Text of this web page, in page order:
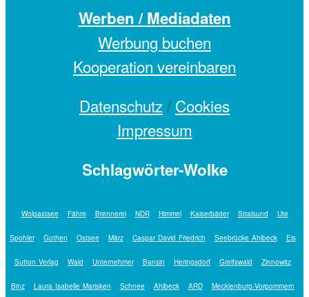
Werben / Mediadaten
Werbung buchen
Kooperation vereinbaren
Datenschutz/ Cookies
Impressum
Schlagwörter-Wolke
Wolgastsee Fähre Brennerei NDR Himmel Kaiserbäder Stralsund Ute
Spohler Gothen Ostsee März Caspar David Friedrich Seebrücke Ahlbeck Eis
Sutton Verlag Wald Unternehmer Bansin Heringsdorf Greifswald Zinnowitz
Binz Laura Isabelle Marisken Schnee Ahlbeck ARD Mecklenburg-Vorpommern